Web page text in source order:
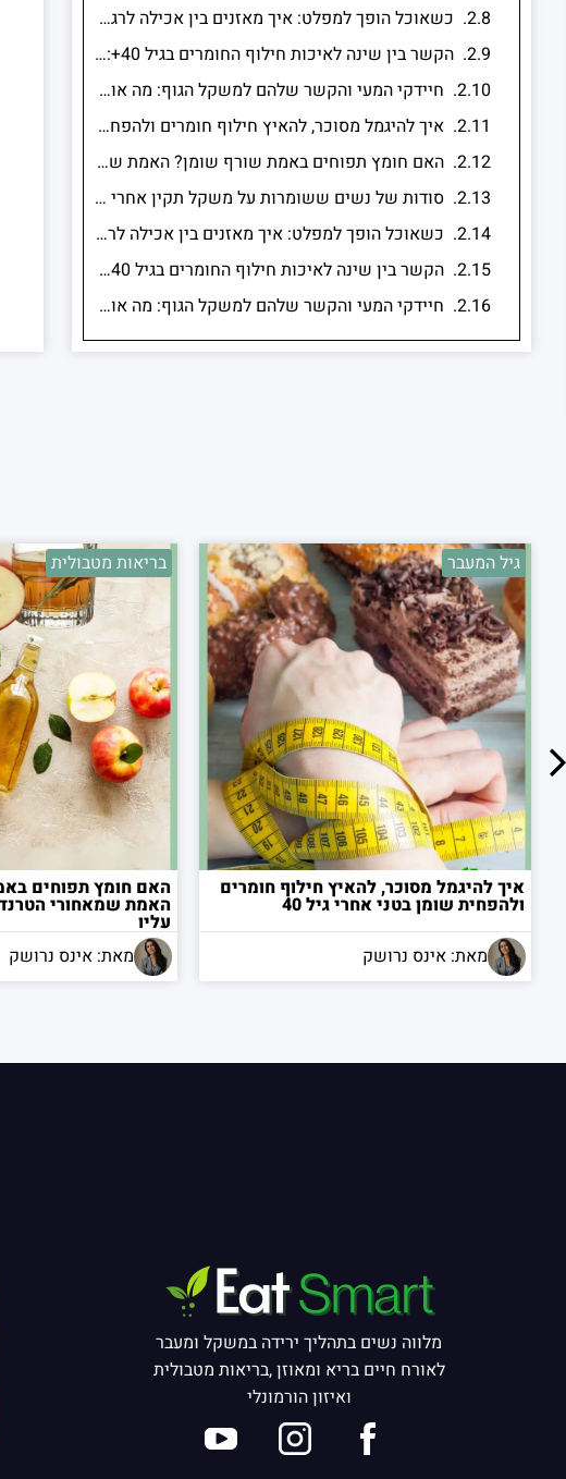
כשאוכל הופך למפלט: איך מאזנים בין אכילה לרגשות?
הקשר בין שינה לאיכות חילוף החומרים בגיל 40+: למה לישון זה לא מותרות אלא משימה מטבולית חשובה
חיידקי המעי והקשר שלהם למשקל הגוף: מה אומר המדע?
איך להיגמל מסוכר, להאיץ חילוף חומרים ולהפחית שומן בטני אחרי גיל 40
האם חומץ תפוחים באמת שורף שומן? האמת שמאחורי הטרנד שכולם מדברים עליו
סודות של נשים ששומרות על משקל תקין אחרי גיל 40- מה הן עושות אחרת?
כשאוכל הופך למפלט: איך מאזנים בין אכילה לרגשות?
הקשר בין שינה לאיכות חילוף החומרים בגיל 40+: למה לישון זה לא מותרות אלא משימה מטבולית חשובה
חיידקי המעי והקשר שלהם למשקל הגוף: מה אומר המדע?
גיל המעבר
איך להיגמל מסוכר, להאיץ חילוף חומרים
ולהפחית שומן בטני אחרי גיל 40
מאת: אינס נרושק
בריאות מטבולית
האם חומץ תפוחים
האמת שמאחורי
עליו
מאת: אינס נרושק
מלווה נשים בתהליך ירידה במשקל ומעבר
לאורח חיים בריא ומאוזן ,בריאות מטבולית
ואיזון הורמונלי